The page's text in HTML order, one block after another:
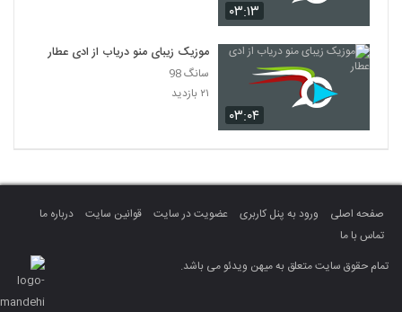
Babak Ghomi Bombe Saati
دی جی اپکس آهنگ عالیجناب
۲۸۹ بازدید
4846
دانلود آهنگ جدید و زیبای مهراز با نام از ماست
۰۳:۱۳
۰۳:۰۴
موزیک زیبای منو دریاب از ادی عطار
سانگ 98
۲۱ بازدید
صفحه اصلی ورود به پنل کاربری عضویت در سایت قوانین سایت
درباره ما
تماس با ما
تمام حقوق سایت متعلق به میهن ویدئو می باشد.